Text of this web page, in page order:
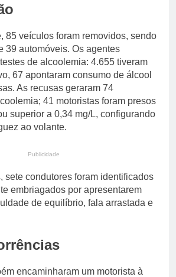
85 veículos foram removidos, sendo
39 automóveis. Os agentes
de alcoolemia: 4.655 tiveram
67 apontaram consumo de álcool
As recusas geraram 74
41 motoristas foram presos
superior a 0,34 mg/L, configurando
ao volante.
Publicidade
sete condutores foram identificados
embriagados por apresentarem
de equilíbrio, fala arrastada e
encaminharam um motorista à